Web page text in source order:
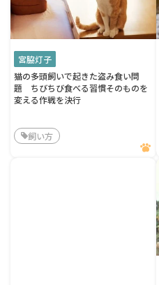
宮脇灯子
猫の多頭飼いで起きた盗み食い問
題 ちびちび食べる習慣そのものを
変える作戦を決行
飼い方